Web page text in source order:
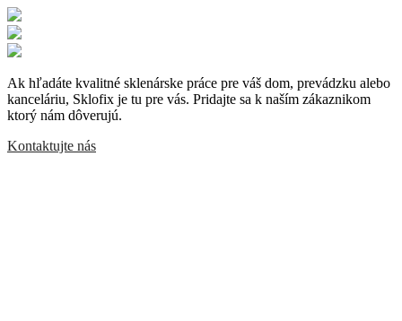
Ak hľadáte kvalitné sklenárske práce pre váš dom, prevádzku alebo
kanceláriu, Sklofix je tu pre vás. Pridajte sa k naším zákaznikom
ktorý nám dôverujú.
Kontaktujte nás